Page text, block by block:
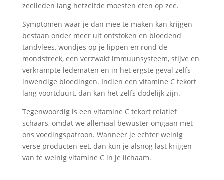
zeelieden lang hetzelfde moesten eten op zee.
Symptomen waar je dan mee te maken kan krijgen
bestaan onder meer uit ontstoken en bloedend
tandvlees, wondjes op je lippen en rond de
mondstreek, een verzwakt immuunsysteem, stijve en
verkrampte ledematen en in het ergste geval zelfs
inwendige bloedingen. Indien een vitamine C tekort
lang voortduurt, dan kan het zelfs dodelijk zijn.
Tegenwoordig is een vitamine C tekort relatief
schaars, omdat we allemaal bewuster omgaan met
ons voedingspatroon. Wanneer je echter weinig
verse producten eet, dan kun je alsnog last krijgen
van te weinig vitamine C in je lichaam.